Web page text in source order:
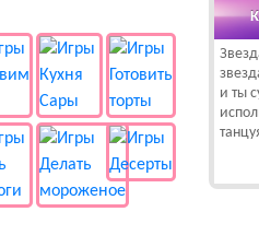
и ты